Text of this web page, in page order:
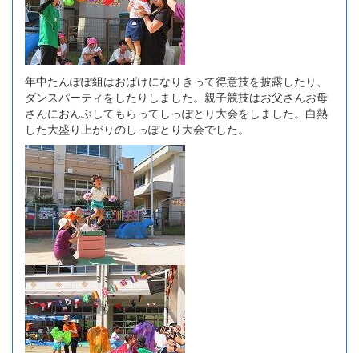
年中たんぽぽ組はおばけになりきって得意技を披露したり、
ダンスパーティをしたりしました。親子競技はお父さんお母
さんにおんぶしてもらってしっぽとり大会をしました。白熱
した大盛り上がりのしっぽとり大会でした。